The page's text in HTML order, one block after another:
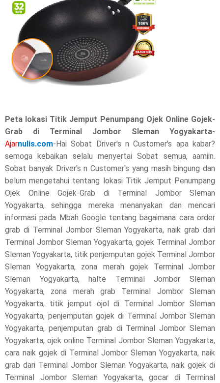
t
s
s
t
p
l
e
a
e
!
Peta lokasi Titik Jemput Penumpang Ojek Online Gojek-
Grab di Terminal Jombor Sleman Yogyakarta-
Ajarnulis.com-Hai Sobat Driver's n Customer's apa kabar?
semoga kebaikan selalu menyertai Sobat semua, aamiin.
Sobat banyak Driver's n Customer's yang masih bingung dan
belum mengetahui tentang lokasi Titik Jemput Penumpang
Ojek Online Gojek-Grab di Terminal Jombor Sleman
Yogyakarta, sehingga mereka menanyakan dan mencari
informasi pada Mbah Google tentang bagaimana cara order
grab di Terminal Jombor Sleman Yogyakarta, naik grab dari
Terminal Jombor Sleman Yogyakarta, gojek Terminal Jombor
Sleman Yogyakarta, titik penjemputan gojek Terminal Jombor
Sleman Yogyakarta, zona merah gojek Terminal Jombor
Sleman Yogyakarta, halte Terminal Jombor Sleman
Yogyakarta, zona merah grab Terminal Jombor Sleman
Yogyakarta, titik jemput ojol di Terminal Jombor Sleman
Yogyakarta, penjemputan gojek di Terminal Jombor Sleman
Yogyakarta, penjemputan grab di Terminal Jombor Sleman
Yogyakarta, ojek online Terminal Jombor Sleman Yogyakarta,
cara naik gojek di Terminal Jombor Sleman Yogyakarta, naik
grab dari Terminal Jombor Sleman Yogyakarta, naik gojek di
Terminal Jombor Sleman Yogyakarta, gocar di Terminal